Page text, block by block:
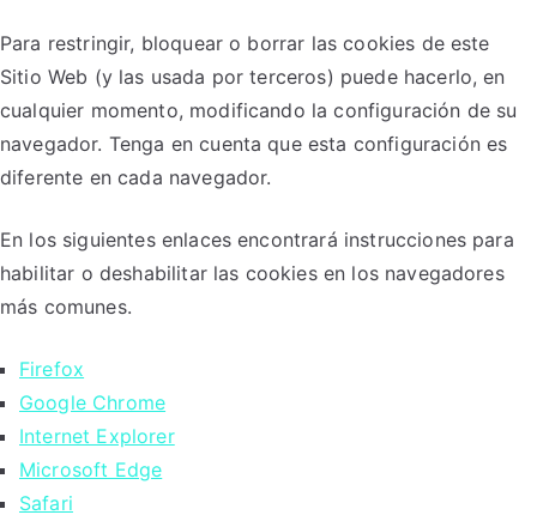
Para restringir, bloquear o borrar las cookies de este
Sitio Web (y las usada por terceros) puede hacerlo, en
cualquier momento, modificando la configuración de su
navegador. Tenga en cuenta que esta configuración es
diferente en cada navegador.
En los siguientes enlaces encontrará instrucciones para
habilitar o deshabilitar las cookies en los navegadores
más comunes.
Firefox
Google Chrome
Internet Explorer
Microsoft Edge
Safari